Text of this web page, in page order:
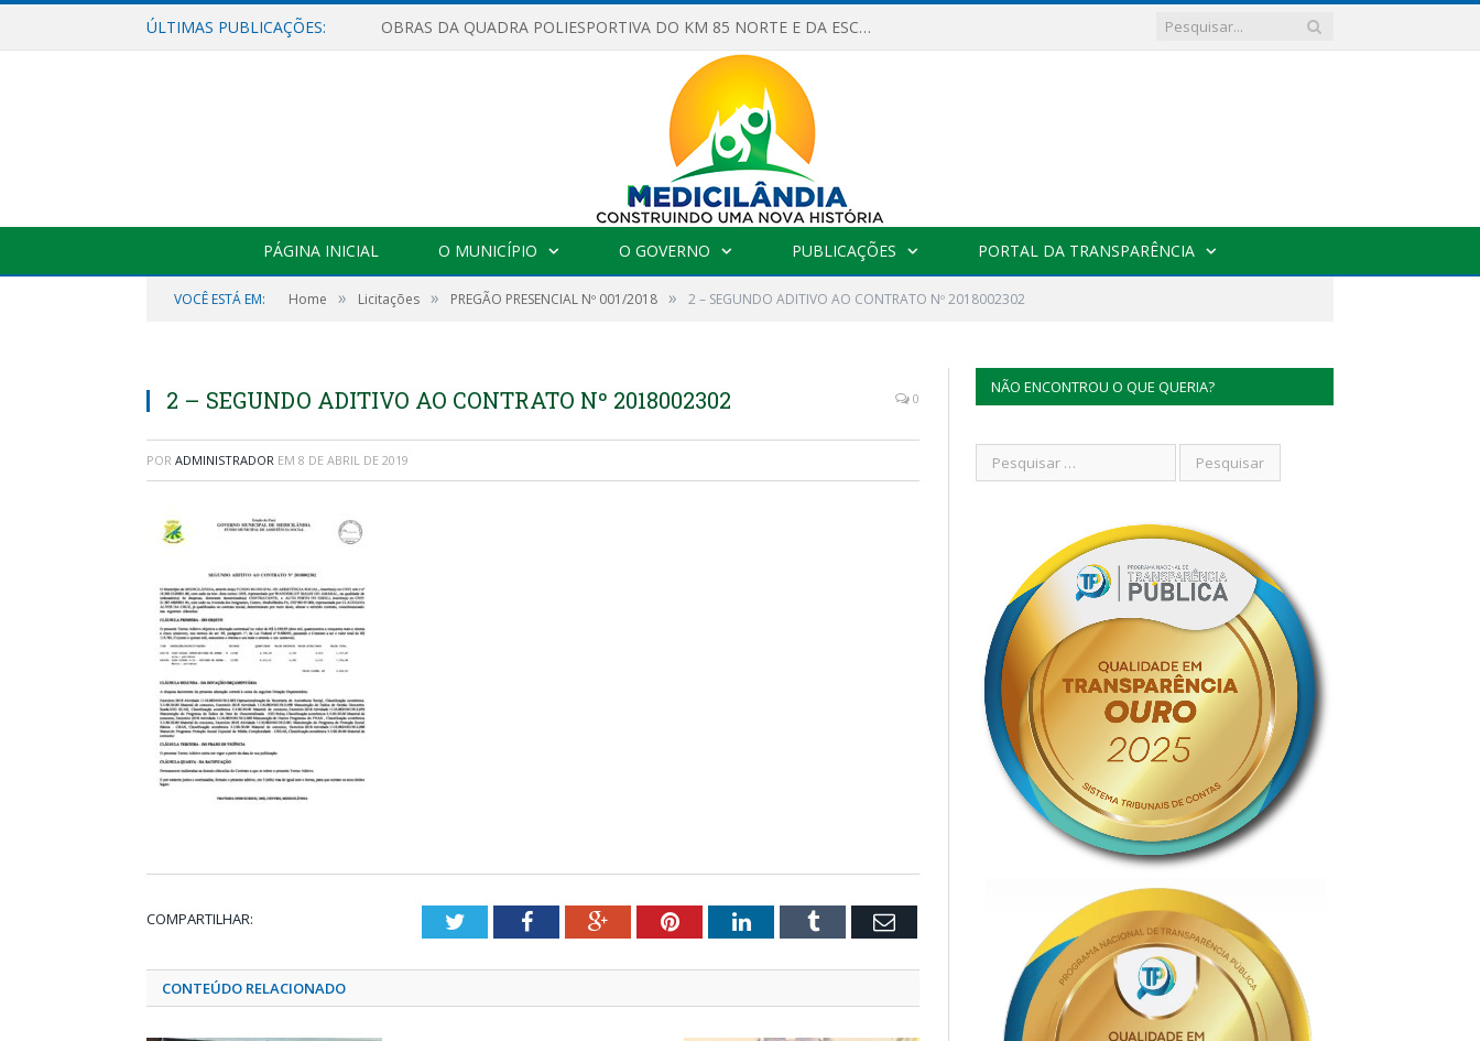
ÚLTIMAS PUBLICAÇÕES: OBRAS DA QUADRA POLIESPORTIVA DO KM 85 NORTE E DA ESCOLA GASPAR VIANA AVANÇAM
PÁGINA INICIAL O MUNICÍPIO O GOVERNO PUBLICAÇÕES PORTAL DA TRANSPARÊNCIA
VOCÊ ESTÁ EM: Home » Licitações » PREGÃO PRESENCIAL Nº 001/2018 » 2 – SEGUNDO ADITIVO AO CONTRATO Nº 2018002302
2 – SEGUNDO ADITIVO AO CONTRATO Nº 2018002302 0
POR ADMINISTRADOR EM 8 DE ABRIL DE 2019
COMPARTILHAR: TwitterFacebookGoogle+PinterestLinkedInTumblr Email
CONTEÚDO RELACIONADO
NÃO ENCONTROU O QUE QUERIA?